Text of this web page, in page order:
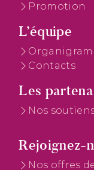
Promotion
L’équipe
Contacts
Les
Nos
Rejoignez-
Nos offres